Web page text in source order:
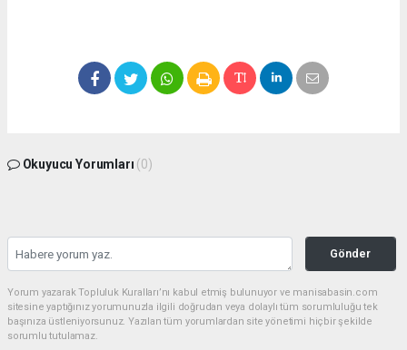
Okuyucu Yorumları (0)
Gönder
Yorum yazarak Topluluk Kuralları’nı kabul etmiş bulunuyor ve manisabasin.com
sitesine yaptığınız yorumunuzla ilgili doğrudan veya dolaylı tüm sorumluluğu tek
başınıza üstleniyorsunuz. Yazılan tüm yorumlardan site yönetimi hiçbir şekilde
sorumlu tutulamaz.